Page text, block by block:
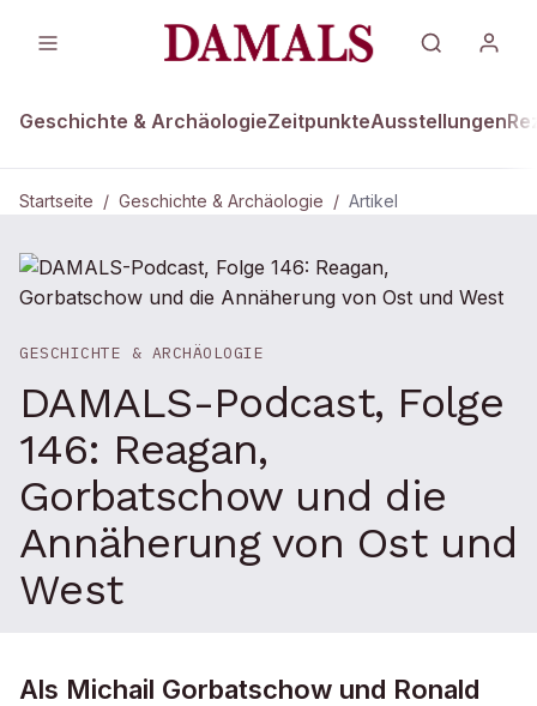
Geschichte & ArchäologieZeitpunkteAusstellungen
Startseite / Geschichte & Archäologie / Artikel
GESCHICHTE & ARCHÄOLOGIE
DAMALS-Podcast, Folge
146: Reagan,
Gorbatschow und die
Annäherung von Ost und
West
Als Michail Gorbatschow und Ronald